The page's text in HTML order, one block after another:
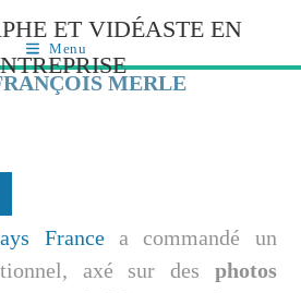
ET VIDÉASTE EN
MERLE
Menu
Francea commandé un
axé sur des photos